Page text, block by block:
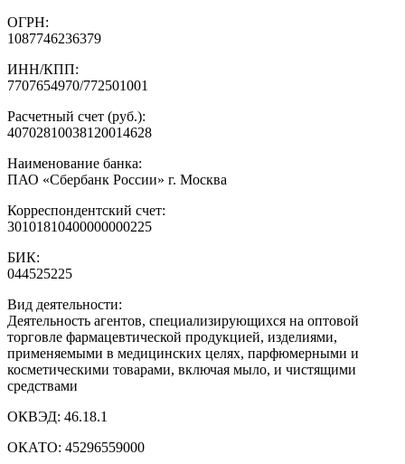
ОГРН:
1087746236379
ИНН/КПП:
7707654970/772501001
Расчетный счет (руб.):
40702810038120014628
Наименование банка:
ПАО «Сбербанк России» г. Москва
Корреспондентский счет:
30101810400000000225
БИК:
044525225
Вид деятельности:
Деятельность агентов, специализирующихся на оптовой
торговле фармацевтической продукцией, изделиями,
применяемыми в медицинских целях, парфюмерными и
косметическими товарами, включая мыло, и чистящими
средствами
ОКВЭД: 46.18.1
ОКАТО: 45296559000